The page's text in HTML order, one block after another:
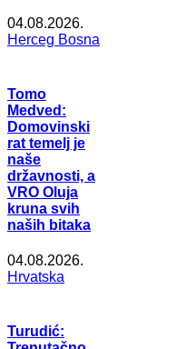
04.08.2026.
Herceg Bosna
Tomo
Medved:
Domovinski
rat temelj je
naše
državnosti, a
VRO Oluja
kruna svih
naših bitaka
04.08.2026.
Hrvatska
Turudić: